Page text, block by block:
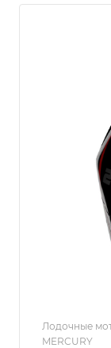
Лодочные
MERCURY